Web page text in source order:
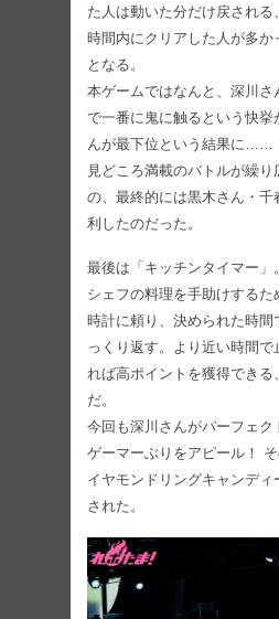
た人は動いた分だけ戻される
時間内にクリアした人が多か
となる。
本ゲームではなんと、深川さ
で一番に鬼に触るという快挙
んが最下位という結果に……
見どころ満載のバトルが繰り
の、最終的には黒木さん・千
利したのだった。
最後は「キッチンタイマー」。
シェフの料理を手助けするた
時計に頼り、決められた時間
っくり返す。より近い時間で
れば高ポイントを獲得できる
だ。
今回も深川さんがパーフェク
ゲーマーぶりをアピール！
イヤモンドリングキャンディ
された。